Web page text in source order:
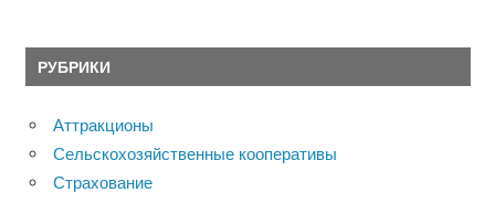
РУБРИКИ
Аттракционы
Сельскохозяйственные кооперативы
Страхование